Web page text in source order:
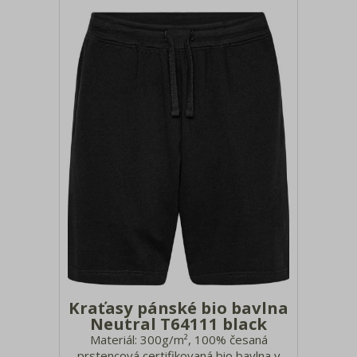
Kraťasy pánské bio bavlna
Neutral T64111 black
Materiál: 300g/m², 100% česaná